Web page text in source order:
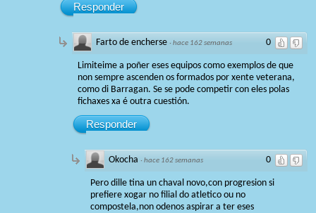
Responder
0
Farto de encherse ·hace 162 semanas
Limiteime a poñer eses equipos como exemplos de que
non sempre ascenden os formados por xente veterana,
como di Barragan. Se se pode competir con eles polas
fichaxes xa é outra cuestión.
Responder
0
Okocha ·hace 162 semanas
Pero dille tina un chaval novo,con progresion si
prefiere xogar no filial do atletico ou no
compostela,non odenos aspirar a ter eses